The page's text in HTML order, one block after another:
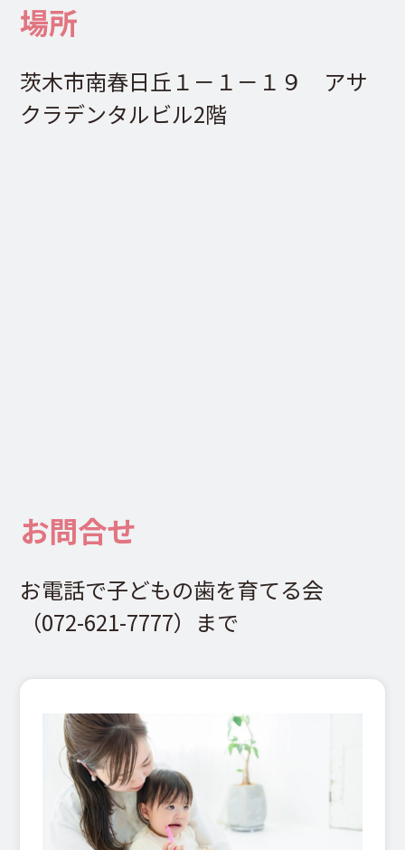
場所
茨木市南春日丘１－１－１９ アサ
クラデンタルビル2階
お問合せ
お電話で子どもの歯を育てる会
（072-621-7777）まで